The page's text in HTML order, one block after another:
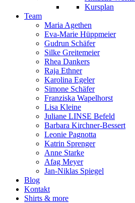
Kursplan
Team
Maria Agethen
Eva-Marie Hüppmeier
Gudrun Schäfer
Silke Greitemeier
Rhea Dankers
Raja Ethner
Karolina Egeler
Simone Schäfer
Franziska Wapelhorst
Lisa Kleine
Juliane LINSE Befeld
Barbara Kirchner-Bessert
Leonie Pagnotta
Katrin Sprenger
Anne Starke
Afag Meyer
Jan-Niklas Spiegel
Blog
Kontakt
Shirts & more